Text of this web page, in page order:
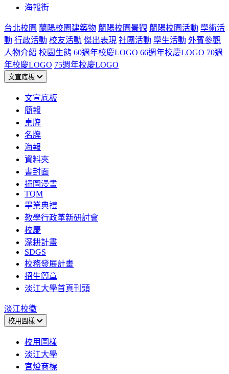
海報街
台北校園 蘭陽校園建築物 蘭陽校園景觀 蘭陽校園活動 學術活
動 行政活動 校友活動 傑出表現 社團活動 學生活動 外賓參觀
人物介紹 校園生態 60週年校慶LOGO 66週年校慶LOGO 70週
年校慶LOGO 75週年校慶LOGO
文宣底板
文宣底板
簡報
桌牌
名牌
海報
資料夾
書封面
插圖漫畫
TQM
畢業典禮
教學行政革新研討會
校慶
深耕計畫
SDGS
校務發展計畫
招生簡章
淡江大學首頁刊頭
淡江校徽
校用圖樣
校用圖樣
淡江大學
宮燈商標